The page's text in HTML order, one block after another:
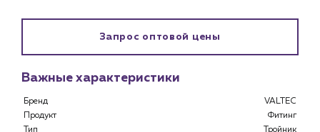
Запрос оптовой цены
Важные характеристики
Бренд
VALTEC
Продукт
Фитинг
Тип
Тройник